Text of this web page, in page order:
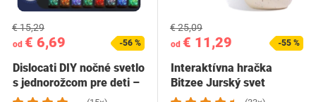
od € 6,69
€ 15,29
-56 %
Dislocati DIY nočné svetlo
s jednorožcom pre deti –
darček…
od € 11,29
€ 25,09
-55 %
Interaktívna hračka
Bitzee Jurský svet